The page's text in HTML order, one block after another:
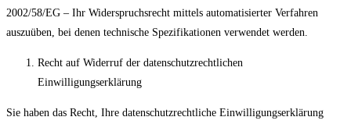
2002/58/EG – Ihr Widerspruchsrecht mittels automatisierter Verfahren
auszuüben, bei denen technische Spezifikationen verwendet werden.
Recht auf Widerruf der datenschutzrechtlichen
Einwilligungserklärung
Sie haben das Recht, Ihre datenschutzrechtliche Einwilligungserklärung